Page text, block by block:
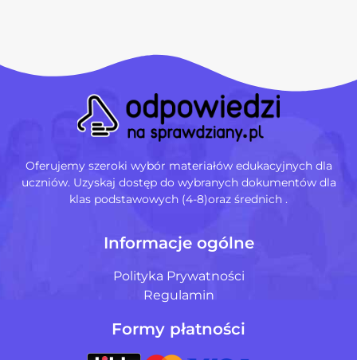
Oferujemy szeroki wybór materiałów edukacyjnych dla
uczniów. Uzyskaj dostęp do wybranych dokumentów dla
klas podstawowych (4-8)oraz średnich .
Informacje ogólne
Polityka Prywatności
Regulamin
Formy płatności